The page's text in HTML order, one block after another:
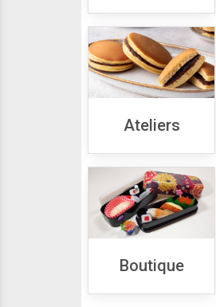
Ateliers
Boutique